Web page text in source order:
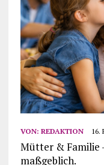
VON: REDAKTION 16.
Mütter & Familie
maßgeblich.